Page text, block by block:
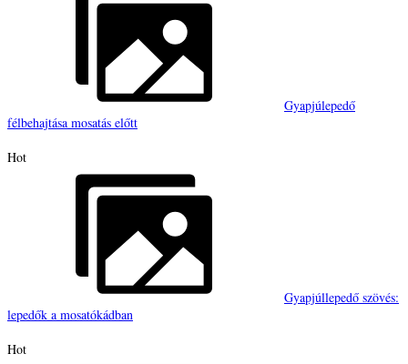
Gyapjúlepedő
félbehajtása mosatás előtt
Hot
Gyapjúllepedő szövés:
lepedők a mosatókádban
Hot